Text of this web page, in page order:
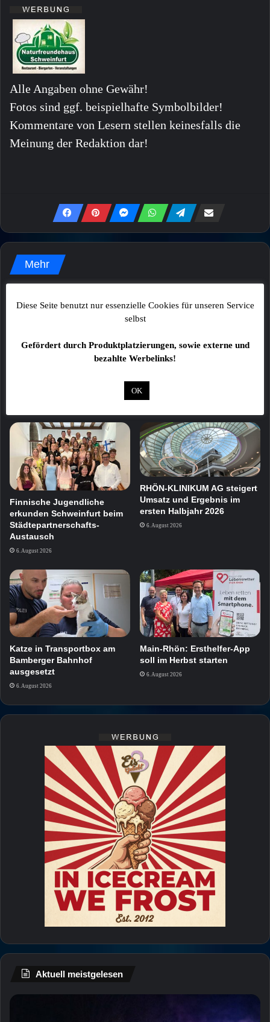
Alle Angaben ohne Gewähr!
Fotos sind ggf. beispielhafte Symbolbilder!
Kommentare von Lesern stellen keinesfalls die
Meinung der Redaktion dar!
Mehr
Finnische Jugendliche
erkunden Schweinfurt beim
Städtepartnerschafts-
Austausch
6. August 2026
RHÖN-KLINIKUM AG steigert
Umsatz und Ergebnis im
ersten Halbjahr 2026
6. August 2026
Katze in Transportbox am
Bamberger Bahnhof
ausgesetzt
6. August 2026
Main-Rhön: Ersthelfer-App
soll im Herbst starten
6. August 2026
Aktuell meistgelesen
Diese Seite benutzt nur essenzielle Cookies für unseren Service
selbst
Gefördert durch Produktplatzierungen, sowie externe und
bezahlte Werbelinks!
OK